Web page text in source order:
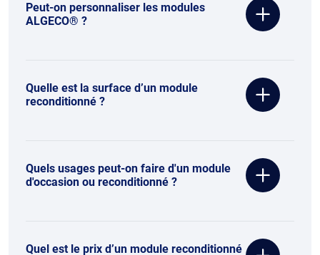
Peut-on personnaliser les modules
ALGECO® ?
Quelle est la surface d’un module
reconditionné ?
Quels usages peut-on faire d'un module
d'occasion ou reconditionné ?
Quel est le prix d’un module reconditionné